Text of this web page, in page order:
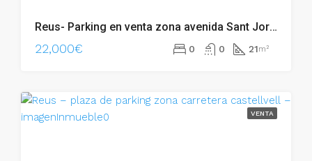
Reus- Parking en venta zona avenida Sant Jordi – 002.06274
22,000€ 0 0 21m²
VENTA